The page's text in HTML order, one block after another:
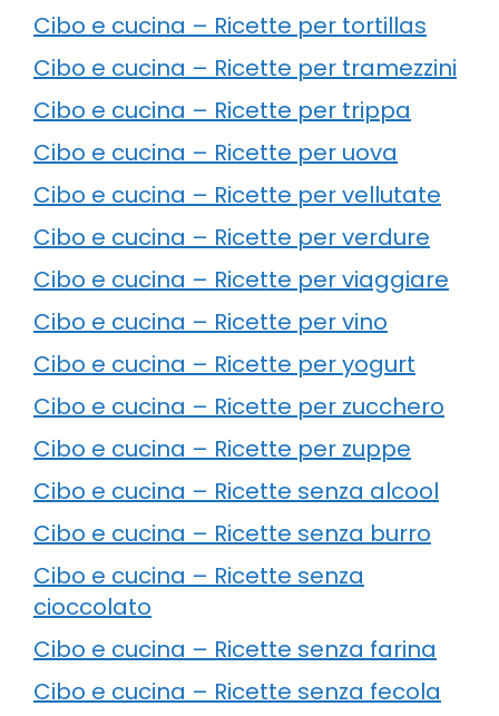
Cibo e cucina – Ricette per tortillas
Cibo e cucina – Ricette per tramezzini
Cibo e cucina – Ricette per trippa
Cibo e cucina – Ricette per uova
Cibo e cucina – Ricette per vellutate
Cibo e cucina – Ricette per verdure
Cibo e cucina – Ricette per viaggiare
Cibo e cucina – Ricette per vino
Cibo e cucina – Ricette per yogurt
Cibo e cucina – Ricette per zucchero
Cibo e cucina – Ricette per zuppe
Cibo e cucina – Ricette senza alcool
Cibo e cucina – Ricette senza burro
Cibo e cucina – Ricette senza
cioccolato
Cibo e cucina – Ricette senza farina
Cibo e cucina – Ricette senza fecola